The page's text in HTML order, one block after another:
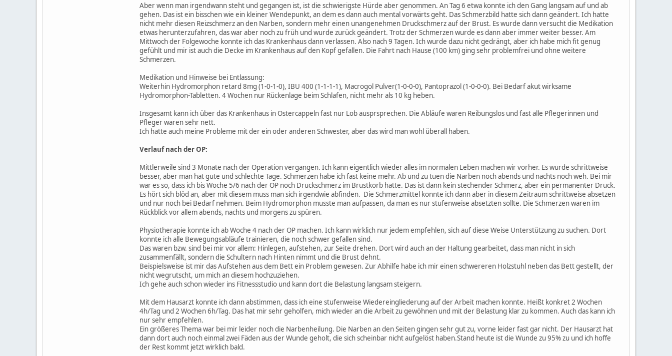
Aber wenn man irgendwann steht und gegangen ist, ist die schwierigste Hürde aber genommen. An Tag 6 etwa konnte ich den Gang langsam auf und ab
gehen. Das ist ein bisschen wie ein kleiner Wendepunkt, an dem es dann auch mental vorwärts geht. Das Schmerzbild hatte sich dann geändert. Ich hatte
nicht mehr diesen Reizschmerz an den Narben, sondern mehr einen unangenehmen Druckschmerz auf der Brust. Es wurde dann versucht die Medikation
etwas herunterzufahren, das war aber noch zu früh und wurde zurück geändert. Trotz der Schmerzen wurde es dann aber immer weiter besser. Am
Mittwoch der Folgewoche konnte ich das Krankenhaus dann verlassen. Also nach 9 Tagen. Ich wurde dazu nicht gedrängt, aber ich habe mich fit genug
gefühlt und mir ist auch die Decke im Krankenhaus auf den Kopf gefallen. Die Fahrt nach Hause (100 km) ging sehr problemfrei und ohne weitere
Schmerzen.
Medikation und Hinweise bei Entlassung:
Weiterhin Hydromorphon retard 8mg (1-0-1-0), IBU 400 (1-1-1-1), Macrogol Pulver(1-0-0-0), Pantoprazol (1-0-0-0). Bei Bedarf akut wirksame
Hydromorphon-Tabletten. 4 Wochen nur Rückenlage beim Schlafen, nicht mehr als 10 kg heben.
Insgesamt kann ich über das Krankenhaus in Ostercappeln fast nur Lob ausprsprechen. Die Abläufe waren Reibungslos und fast alle Pflegerinnen und
Pfleger waren sehr nett.
Ich hatte auch meine Probleme mit der ein oder anderen Schwester, aber das wird man wohl überall haben.
Verlauf nach der OP:
Mittlerweile sind 3 Monate nach der Operation vergangen. Ich kann eigentlich wieder alles im normalen Leben machen wir vorher. Es wurde schrittweise
besser, aber man hat gute und schlechte Tage. Schmerzen habe ich fast keine mehr. Ab und zu tuen die Narben noch abends und nachts noch weh. Bei mir
war es so, dass ich bis Woche 5/6 nach der OP noch Druckschmerz im Brustkorb hatte. Das ist dann kein stechender Schmerz, aber ein permanenter Druck.
Es hört sich blöd an, aber mit diesem muss man sich irgendwie abfinden. Die Schmerzmittel konnte ich dann aber in diesem Zeitraum schrittweise absetzen
und nur noch bei Bedarf nehmen. Beim Hydromorphon musste man aufpassen, da man es nur stufenweise absetzten sollte. Die Schmerzen waren im
Rückblick vor allem abends, nachts und morgens zu spüren.
Physiotherapie konnte ich ab Woche 4 nach der OP machen. Ich kann wirklich nur jedem empfehlen, sich auf diese Weise Unterstützung zu suchen. Dort
konnte ich alle Bewegungsabläufe trainieren, die noch schwer gefallen sind.
Das waren bzw. sind bei mir vor allem: Hinlegen, aufstehen, zur Seite drehen. Dort wird auch an der Haltung gearbeitet, dass man nicht in sich
zusammenfällt, sondern die Schultern nach Hinten nimmt und die Brust dehnt.
Beispielsweise ist mir das Aufstehen aus dem Bett ein Problem gewesen. Zur Abhilfe habe ich mir einen schwereren Holzstuhl neben das Bett gestellt, der
nicht wegrutscht, um mich an diesem hochzuziehen.
Ich gehe auch schon wieder ins Fitnessstudio und kann dort die Belastung langsam steigern.
Mit dem Hausarzt konnte ich dann abstimmen, dass ich eine stufenweise Wiedereingliederung auf der Arbeit machen konnte. Heißt konkret 2 Wochen
4h/Tag und 2 Wochen 6h/Tag. Das hat mir sehr geholfen, mich wieder an die Arbeit zu gewöhnen und mit der Belastung klar zu kommen. Auch das kann ich
nur sehr empfehlen.
Ein größeres Thema war bei mir leider noch die Narbenheilung. Die Narben an den Seiten gingen sehr gut zu, vorne leider fast gar nicht. Der Hausarzt hat
dann dort auch noch einmal zwei Fäden aus der Wunde geholt, die sich scheinbar nicht aufgelöst haben.Stand heute ist die Wunde zu 95% zu und ich hoffe
der Rest kommt jetzt wirklich bald.